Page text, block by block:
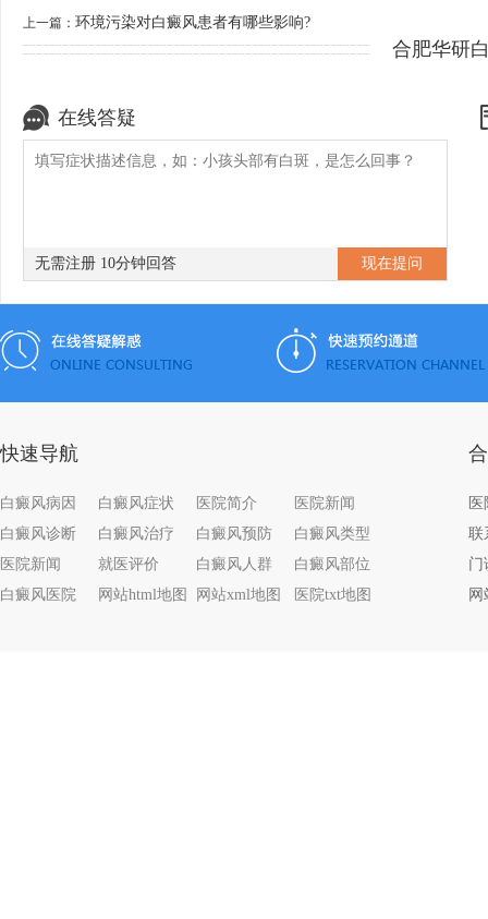
上一篇： 环境污染对白癜风患者有哪些影响?
合肥华研
在线答疑
无需注册 10分钟回答
快速导航
白癜风病因 白癜风症状 医院简介
医院新闻
白癜风诊断
白癜风治疗 白癜风预防
白癜风类型
医院新闻
就医评价 白癜风人群
白癜风部位
白癜风医院
网站html地图 网站xml地图 医院txt地图
联
门